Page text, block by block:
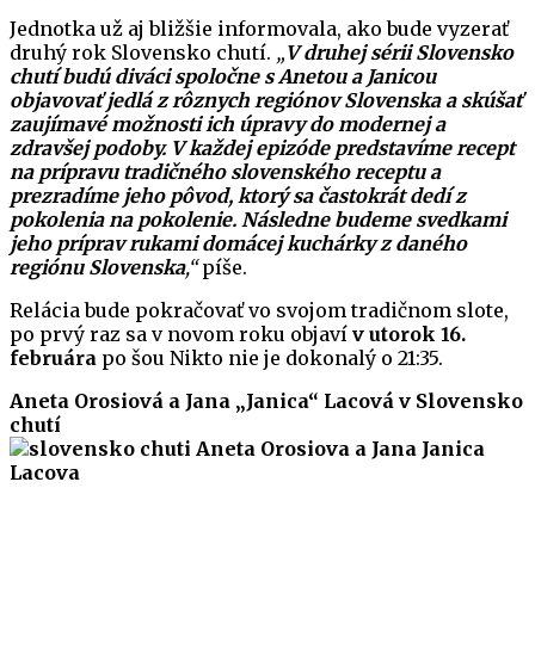
Jednotka už aj bližšie informovala, ako bude vyzerať
druhý rok Slovensko chutí. „V druhej sérii Slovensko
chutí budú diváci spoločne s Anetou a Janicou
objavovať jedlá z rôznych regiónov Slovenska a skúšať
zaujímavé možnosti ich úpravy do modernej a
zdravšej podoby. V každej epizóde predstavíme recept
na prípravu tradičného slovenského receptu a
prezradíme jeho pôvod, ktorý sa častokrát dedí z
pokolenia na pokolenie. Následne budeme svedkami
jeho príprav rukami domácej kuchárky z daného
regiónu Slovenska,“píše.
Relácia bude pokračovať vo svojom tradičnom slote,
po prvý raz sa v novom roku objaví v utorok 16.
februára po šou Nikto nie je dokonalý o 21:35.
Aneta Orosiová a Jana „Janica“ Lacová v Slovensko
chutí